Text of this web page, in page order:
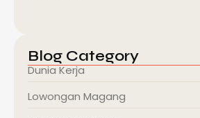
Blog Category
Dunia Kerja
Lowongan Magang